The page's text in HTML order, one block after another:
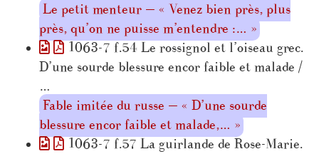
Le petit menteur — « Venez bien près, plus
près, qu’on ne puisse m’entendre :… »
1063-7 f.54 Le rossignol et l’oiseau grec.
D’une sourde blessure encor faible et malade /
…
Fable imitée du russe — « D’une sourde
blessure encor faible et malade,… »
1063-7 f.57 La guirlande de Rose-Marie.